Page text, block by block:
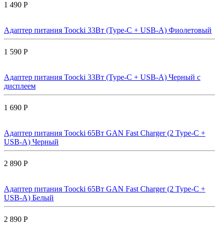
1 490 Р
Адаптер питания Toocki 33Вт (Type-C + USB-A) Фиолетовый
1 590 Р
Адаптер питания Toocki 33Вт (Type-C + USB-A) Черный с
дисплеем
1 690 Р
Адаптер питания Toocki 65Вт GAN Fast Charger (2 Type-C +
USB-A) Черный
2 890 Р
Адаптер питания Toocki 65Вт GAN Fast Charger (2 Type-C +
USB-A) Белый
2 890 Р